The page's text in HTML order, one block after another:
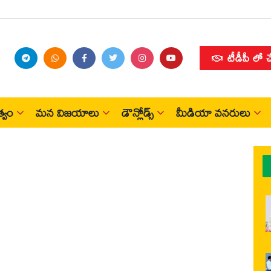
టీడీపీ లో
మన విజయాలు డౌన్లోడ్స్ మీడియా వనరులు